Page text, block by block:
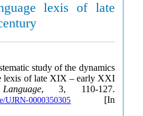
lexis of late
study of the dynamics
lexis of late XIX – early XXI
, 3, 110-127.
UJRN-0000350305 [In